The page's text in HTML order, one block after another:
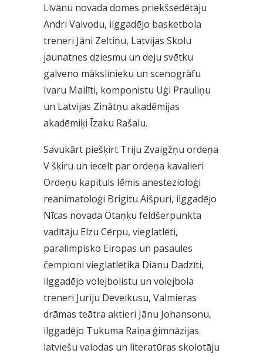
Līvānu novada domes priekšsēdētāju
Andri Vaivodu, ilggadējo basketbola
treneri Jāni Zeltiņu, Latvijas Skolu
jaunatnes dziesmu un deju svētku
galveno mākslinieku un scenogrāfu
Ivaru Mailīti, komponistu Uģi Prauliņu
un Latvijas Zinātņu akadēmijas
akadēmiķi Īzaku Rašalu.
Savukārt piešķirt Triju Zvaigžņu ordeņa
V šķiru un iecelt par ordeņa kavalieri
Ordeņu kapituls lēmis anestezioloģi
reanimatoloģi Brigitu Aišpuri, ilggadējo
Nīcas novada Otaņķu feldšerpunkta
vadītāju Elzu Cērpu, vieglatlēti,
paralimpisko Eiropas un pasaules
čempioni vieglatlētikā Diānu Dadzīti,
ilggadējo volejbolistu un volejbola
treneri Juriju Deveikusu, Valmieras
drāmas teātra aktieri Jānu Johansonu,
ilggadējo Tukuma Raiņa ģimnāzijas
latviešu valodas un literatūras skolotāju